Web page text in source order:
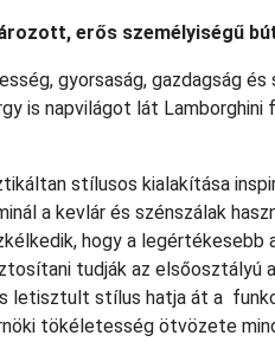
erős személyiségű
gyorsaság, gazdagság
is napvilágot lát
stílusos kialakítása
a kevlár és szénszálak
hogy a
tudják az elsőosztályú
letisztult stílus hatja át a
tökéletesség ötvözete